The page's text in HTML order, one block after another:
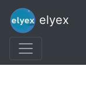
elyex